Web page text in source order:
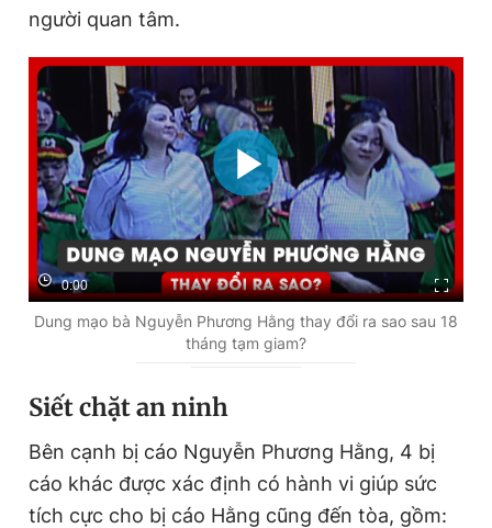
Giấy phép xuất bản số 110/GP - BTTTT cấp ngày 24.3.2020
© 2003-2026 Bản quyền thuộc về Báo Thanh Niên. Cấm sao
bản. Phát triển bởi ePi Technologies, JSC.
người quan tâm.
0:00
Dung mạo bà Nguyễn Phương Hằng thay đổi ra sao sau 18
tháng tạm giam?
Siết chặt an ninh
Bên cạnh bị cáo Nguyễn Phương Hằng, 4 bị
cáo khác được xác định có hành vi giúp sức
tích cực cho bị cáo Hằng cũng đến tòa, gồm: